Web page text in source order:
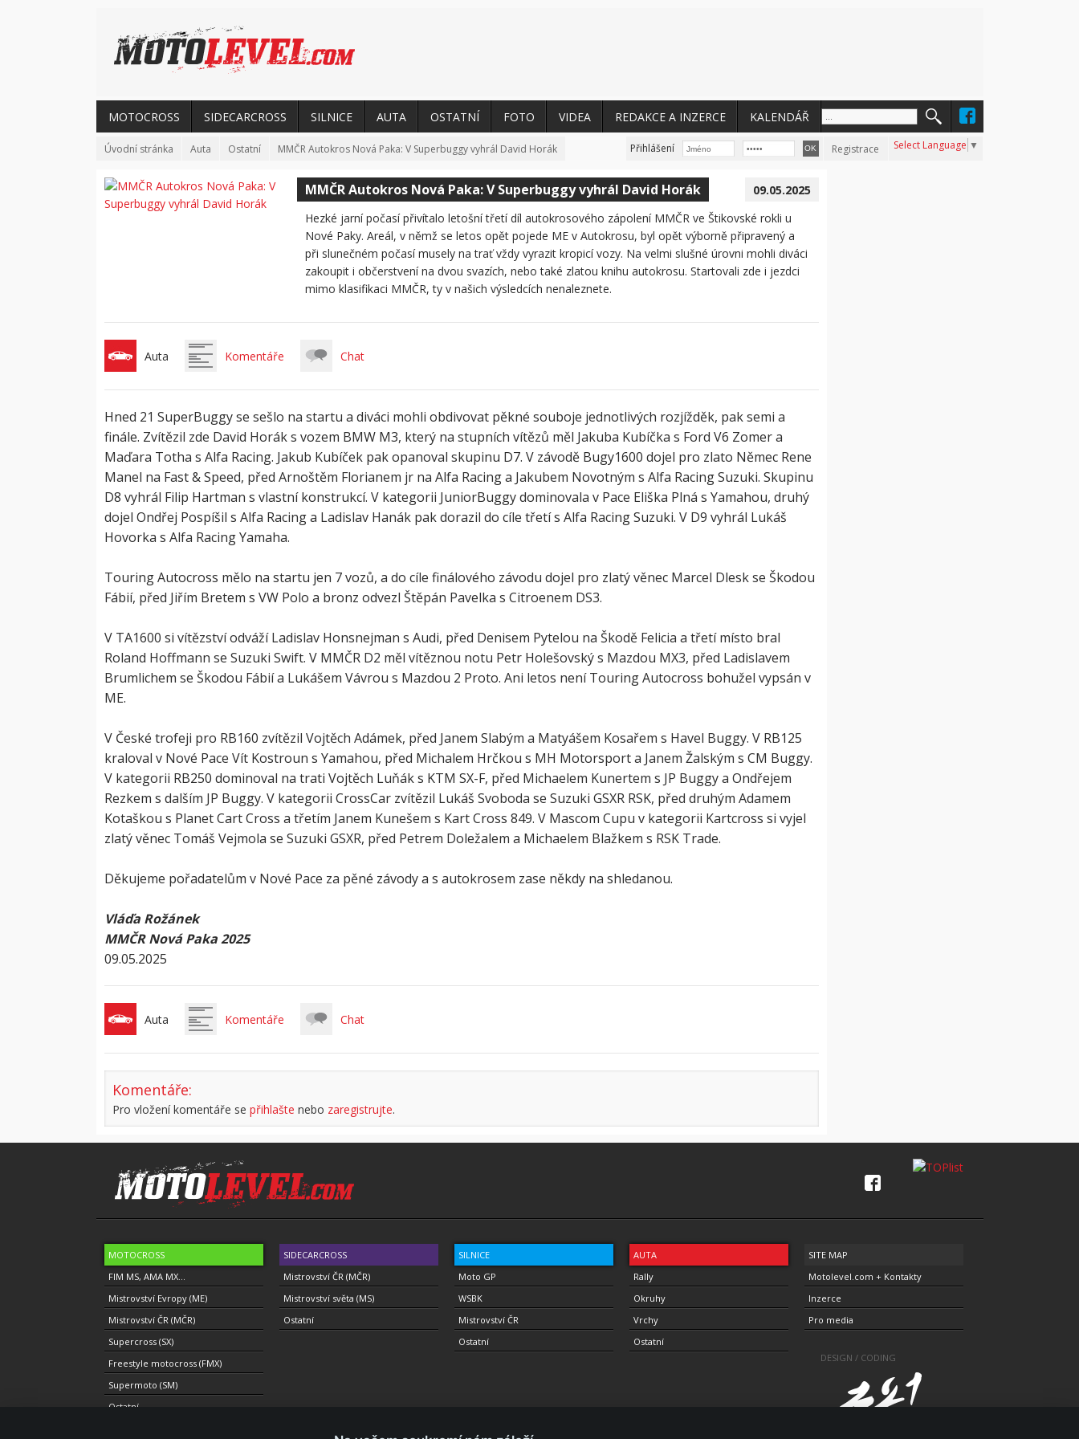
MOTOCROSS SIDECARCROSS SILNICE AUTA OSTATNÍ FOTO VIDEA REDAKCE A INZERCE KALENDÁŘ
Úvodní stránka Auta Ostatní MMČR Autokros Nová Paka: V Superbuggy vyhrál David Horák Přihlášení Registrace Select Language ▼
MMČR Autokros Nová Paka: V Superbuggy vyhrál David Horák
09.05.2025
Hezké jarní počasí přivítalo letošní třetí díl autokrosového zápolení MMČR ve Štikovské rokli u
Nové Paky. Areál, v němž se letos opět pojede ME v Autokrosu, byl opět výborně připravený a
při slunečném počasí musely na trať vždy vyrazit kropicí vozy. Na velmi slušné úrovni mohli diváci
zakoupit i občerstvení na dvou svazích, nebo také zlatou knihu autokrosu. Startovali zde i jezdci
mimo klasifikaci MMČR, ty v našich výsledcích nenaleznete.
Auta Komentáře Chat
Hned 21 SuperBuggy se sešlo na startu a diváci mohli obdivovat pěkné souboje jednotlivých rozjížděk, pak semi a
finále. Zvítězil zde David Horák s vozem BMW M3, který na stupních vítězů měl Jakuba Kubíčka s Ford V6 Zomer a
Maďara Totha s Alfa Racing. Jakub Kubíček pak opanoval skupinu D7. V závodě Bugy1600 dojel pro zlato Němec Rene
Manel na Fast & Speed, před Arnoštěm Florianem jr na Alfa Racing a Jakubem Novotným s Alfa Racing Suzuki. Skupinu
D8 vyhrál Filip Hartman s vlastní konstrukcí. V kategorii JuniorBuggy dominovala v Pace Eliška Plná s Yamahou, druhý
dojel Ondřej Pospíšil s Alfa Racing a Ladislav Hanák pak dorazil do cíle třetí s Alfa Racing Suzuki. V D9 vyhrál Lukáš
Hovorka s Alfa Racing Yamaha.
Touring Autocross mělo na startu jen 7 vozů, a do cíle finálového závodu dojel pro zlatý věnec Marcel Dlesk se Škodou
Fábií, před Jiřím Bretem s VW Polo a bronz odvezl Štěpán Pavelka s Citroenem DS3.
V TA1600 si vítězství odváží Ladislav Honsnejman s Audi, před Denisem Pytelou na Škodě Felicia a třetí místo bral
Roland Hoffmann se Suzuki Swift. V MMČR D2 měl vítěznou notu Petr Holešovský s Mazdou MX3, před Ladislavem
Brumlichem se Škodou Fábií a Lukášem Vávrou s Mazdou 2 Proto. Ani letos není Touring Autocross bohužel vypsán v
ME.
V České trofeji pro RB160 zvítězil Vojtěch Adámek, před Janem Slabým a Matyášem Kosařem s Havel Buggy. V RB125
kraloval v Nové Pace Vít Kostroun s Yamahou, před Michalem Hrčkou s MH Motorsport a Janem Žalským s CM Buggy.
V kategorii RB250 dominoval na trati Vojtěch Luňák s KTM SX-F, před Michaelem Kunertem s JP Buggy a Ondřejem
Rezkem s dalším JP Buggy. V kategorii CrossCar zvítězil Lukáš Svoboda se Suzuki GSXR RSK, před druhým Adamem
Kotaškou s Planet Cart Cross a třetím Janem Kunešem s Kart Cross 849. V Mascom Cupu v kategorii Kartcross si vyjel
zlatý věnec Tomáš Vejmola se Suzuki GSXR, před Petrem Doležalem a Michaelem Blažkem s RSK Trade.
Děkujeme pořadatelům v Nové Pace za pěné závody a s autokrosem zase někdy na shledanou.
Vláďa Rožánek
MMČR Nová Paka 2025
09.05.2025
Auta Komentáře Chat
Komentáře:
Pro vložení komentáře se přihlašte nebo zaregistrujte.
MOTOCROSS
FIM MS, AMA MX...
Mistrovství Evropy (ME)
Mistrovství ČR (MČR)
Supercross (SX)
Freestyle motocross (FMX)
Supermoto (SM)
Ostatní
SIDECARCROSS
Mistrovství ČR (MČR)
Mistrovství světa (MS)
Ostatní
SILNICE
Moto GP
WSBK
Mistrovství ČR
Ostatní
AUTA
Rally
Okruhy
Vrchy
Ostatní
SITE MAP
Motolevel.com + Kontakty
Inzerce
Pro media
DESIGN / CODING